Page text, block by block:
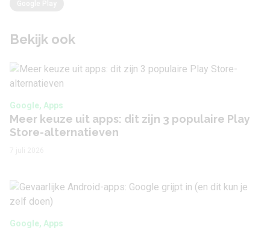
Bekijk ook
Google, Apps
Meer keuze uit apps: dit zijn 3 populaire Play
Store-alternatieven
Google, Apps